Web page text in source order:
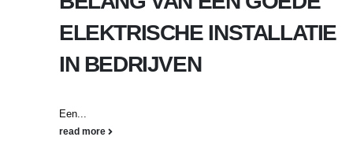
ELEKTRISCHE INSTALLATIE
IN BEDRIJVEN
Een...
read more